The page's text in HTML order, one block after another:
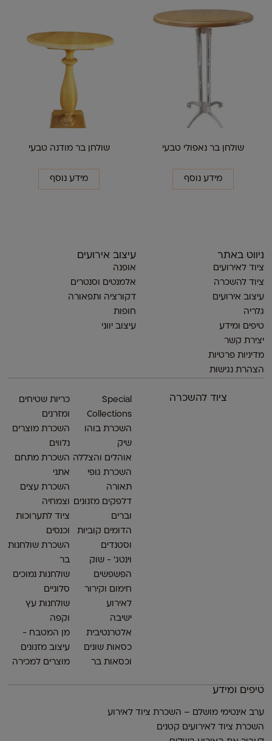
שולחן בר נאפולי טבעי
מידע נוסף
שולחן בר מודנה טבעי
מידע נוסף
ניווט באתר
ציוד לאירועים
ציוד להשכרה
עיצוב אירועים
גלריה
טיפים ומידע
יצירת קשר
מדיניות פרטיות
הצהרת נגישות
ציוד להשכרה
Special
Collections
השכרת בוהו
שיק
אוהלים והצללה
השכרת גופי
תאורה
דלפקים מזנונים
וברים
הדומים קוביות
וסטנדים
וינטג׳ - שוק
הפשפשים
חימום וקירור
לאירוע
ישיבה
אלטרנטיבית
כסאות שונים
וכסאות בר
כריות שטיחים
ומזרנים
השכרת מוצרים
נלווים
השכרת מתחם
אתני
השכרת עצים
וצמחיה
ציוד לתערוכות
וכנסים
השכרת שולחנות
בר
שולחנות נמוכים
סלוניים
שולחנות עץ
וקפה
מן המטבח -
עיצוב מזנונים
מוצרים למכירה
עיצוב אירועים
אופנה
אלמנטים וסנטרים
דקורציה ותפאורה
חופות
עיצוב יווני
טיפים ומידע
ערב אינטימי מושלם – השכרת ציוד לאירוע
השכרת ציוד לאירועים קטנים